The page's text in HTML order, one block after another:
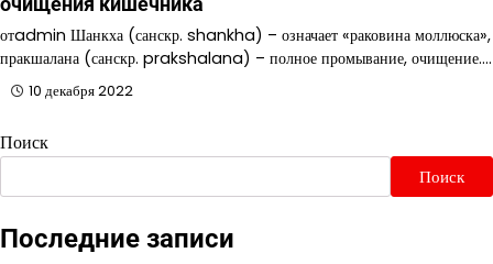
отadmin Шанкха (санскр. shankha) – означает «раковина моллюска»,
пракшалана (санскр. prakshalana) – полное промывание, очищение.…
10 декабря 2022
Поиск
Поиск
Последние записи